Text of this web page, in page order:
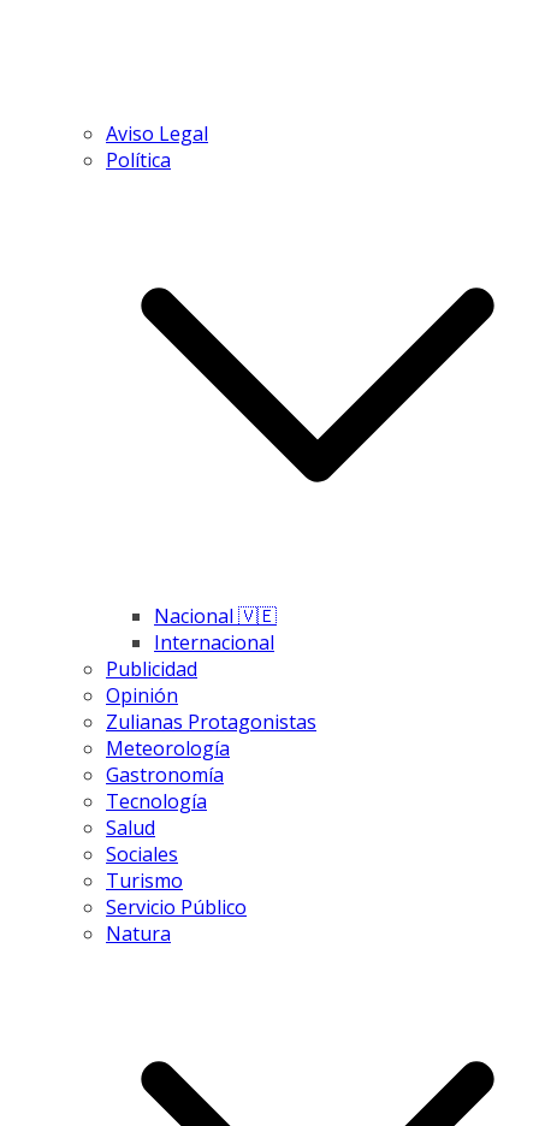
Aviso Legal
Política
Nacional 🇻🇪
Internacional
Publicidad
Opinión
Zulianas Protagonistas
Meteorología
Gastronomía
Tecnología
Salud
Sociales
Turismo
Servicio Público
Natura